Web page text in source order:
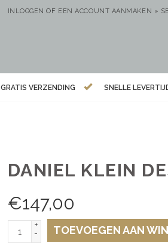
INLOGGEN OF EEN ACCOUNT AANMAKEN »
GRATIS VERZENDING SNELLE
DANIEL KLEIN
€147,00
+
-
TOEVOEGEN AAN